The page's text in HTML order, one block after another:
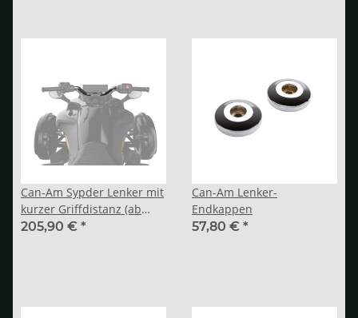
Can-Am Sypder Lenker mit
kurzer Griffdistanz (ab
2024)
205,90 € *
Can-Am Lenker-
Endkappen
57,80 € *